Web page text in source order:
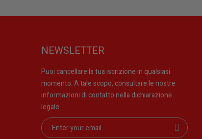
NEWSLETTER
Puoi cancellare la tua iscrizione in qualsiasi
momento. A tale scopo, consultare le nostre
informazioni di contatto nella dichiarazione
legale.